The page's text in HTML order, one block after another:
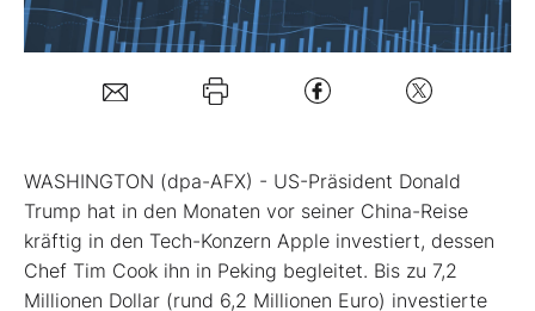
Mein Konto
Folgen Sie uns
Kontakt
WASHINGTON (dpa-AFX) - US-Präsident Donald
Trump hat in den Monaten vor seiner China-Reise
kräftig in den Tech-Konzern Apple investiert, dessen
Chef Tim Cook ihn in Peking begleitet. Bis zu 7,2
Millionen Dollar (rund 6,2 Millionen Euro) investierte